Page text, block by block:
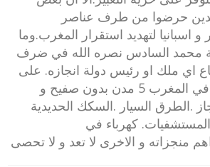
حرضوا من طرف عناصر
و اسبانيا لتهديد استقرار المغرب.وما
محمد السادس نصره الله في ضرف
اي ملك او رئيس دولة انجازه. على
سبيل المتال صارت في المغرب 5 مدن بدون صفيح و
.الطرق السيار .السكك الحديدية
كهرباء في
منجزاته و الاخرى لا تعد و لا تحصى